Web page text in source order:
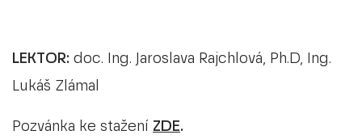
LEKTOR: doc. Ing. Jaroslava Rajchlová, Ph.D, Ing.
Lukáš Zlámal
Pozvánka ke stažení ZDE.